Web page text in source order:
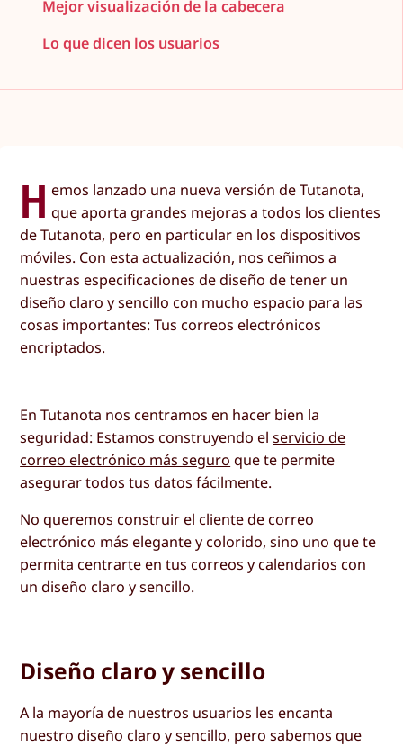
Mejor visualización de la cabecera
Lo que dicen los usuarios
H emos lanzado una nueva versión de Tutanota,
que aporta grandes mejoras a todos los clientes
de Tutanota, pero en particular en los dispositivos
móviles. Con esta actualización, nos ceñimos a
nuestras especificaciones de diseño de tener un
diseño claro y sencillo con mucho espacio para las
cosas importantes: Tus correos electrónicos
encriptados.
En Tutanota nos centramos en hacer bien la
seguridad: Estamos construyendo elservicio de
correo electrónico más seguro que te permite
asegurar todos tus datos fácilmente.
No queremos construir el cliente de correo
electrónico más elegante y colorido, sino uno que te
permita centrarte en tus correos y calendarios con
un diseño claro y sencillo.
Diseño claro y sencillo
A la mayoría de nuestros usuarios les encanta
nuestro diseño claro y sencillo, pero sabemos que